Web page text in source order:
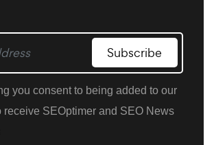
Subscribe
you consent to being added to our
receive SEOptimer and SEO News